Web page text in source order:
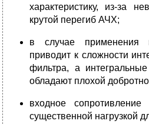
характеристику, из-за
крутой перегиб АЧХ;
в случае применения
приводит к сложности
фильтра, а интегральные
обладают плохой
входное
существенной нагрузкой